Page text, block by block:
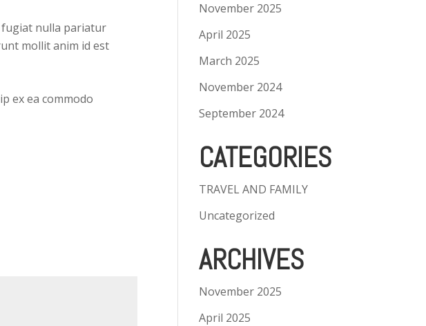
nulla pariatur
mollit anim id est
ex ea commodo
November 2025
April 2025
March 2025
November 2024
September 2024
CATEGORIES
TRAVEL AND FAMILY
Uncategorized
ARCHIVES
November 2025
April 2025